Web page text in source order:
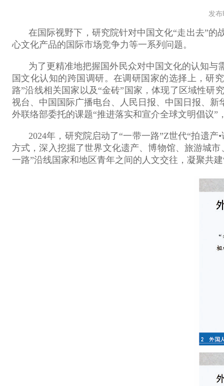
发布
在国际视野下，研究院针对中国文化“走出去”
心文化产品的国际市场竞争力等一系列问题。
为了更精准地把握国外民众对中国文化的认知与
国文化认知的跨国调研。在调研国家的选择上，研
路”沿线相关国家以及“金砖”国家，体现了区域性
视台、中国国际广播电台、人民日报、中国日报、
外联络部委托的课题“推进落实和宣介全球文明倡议
2024年，研究院启动了“一带一路”Z世代“拍遗产•
方式，深入挖掘了世界文化遗产、博物馆、旅游城
一路”沿线国家和地区青年之间的人文交往，凝聚共